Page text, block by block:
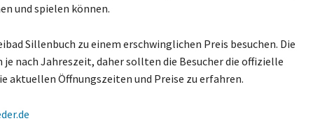
und spielen können.
Sillenbuch zu einem erschwinglichen Preis besuchen. Die
nach Jahreszeit, daher sollten die Besucher die offizielle
aktuellen Öffnungszeiten und Preise zu erfahren.